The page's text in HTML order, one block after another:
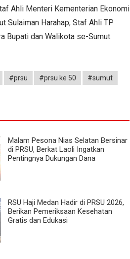
Ahli Menteri Kementerian Ekonomi
Sulaiman Harahap, Staf Ahli TP
Bupati dan Walikota se-Sumut.
#prsu #prsu ke 50
#sumut
Malam Pesona Nias Selatan Bersinar
di PRSU, Berkat Laoli Ingatkan
Pentingnya Dukungan Dana
RSU Haji Medan Hadir di PRSU 2026,
Berikan Pemeriksaan Kesehatan
Gratis dan Edukasi